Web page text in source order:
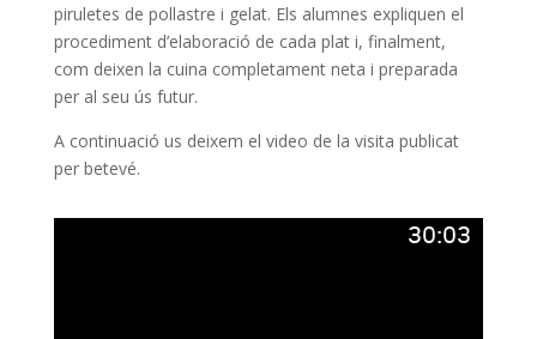
piruletes de pollastre i gelat. Els alumnes expliquen el
procediment d’elaboració de cada plat i, finalment,
com deixen la cuina completament neta i preparada
per al seu ús futur.
A continuació us deixem el video de la visita publicat
per betevé.